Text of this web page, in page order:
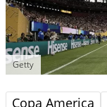
Getty
Copa America